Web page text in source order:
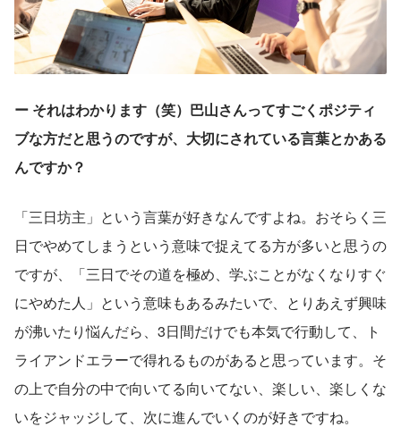
ー それはわかります（笑）巴山さんってすごくポジティ
ブな方だと思うのですが、大切にされている言葉とかある
んですか？
「三日坊主」という言葉が好きなんですよね。おそらく三
日でやめてしまうという意味で捉えてる方が多いと思うの
ですが、「三日でその道を極め、学ぶことがなくなりすぐ
にやめた人」という意味もあるみたいで、とりあえず興味
が沸いたり悩んだら、3日間だけでも本気で行動して、ト
ライアンドエラーで得れるものがあると思っています。そ
の上で自分の中で向いてる向いてない、楽しい、楽しくな
いをジャッジして、次に進んでいくのが好きですね。